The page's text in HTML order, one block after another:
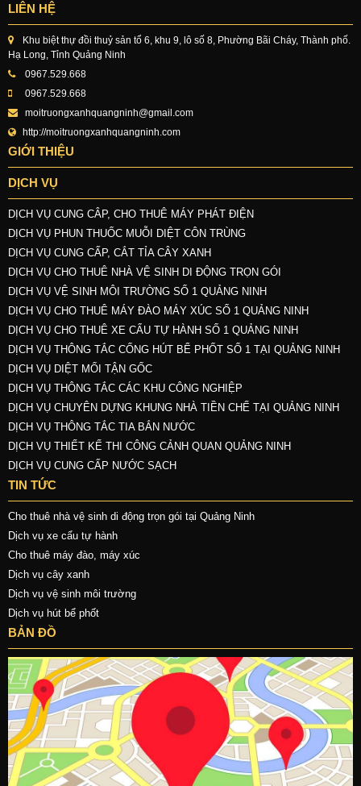
LIÊN HỆ
Khu biệt thự đồi thuỷ sản tổ 6, khu 9, lô số 8, Phường Bãi Cháy, Thành phố.
Hạ Long, Tỉnh Quảng Ninh
0967.529.668
0967.529.668
moitruongxanhquangninh@gmail.com
http://moitruongxanhquangninh.com
GIỚI THIỆU
DỊCH VỤ
DỊCH VỤ CUNG CÂP, CHO THUÊ MÁY PHÁT ĐIỆN
DỊCH VỤ PHUN THUỐC MUỖI DIỆT CÔN TRÙNG
DỊCH VỤ CUNG CẤP, CẮT TỈA CÂY XANH
DỊCH VỤ CHO THUÊ NHÀ VỆ SINH DI ĐỘNG TRỌN GÓI
DỊCH VỤ VỆ SINH MÔI TRƯỜNG SỐ 1 QUẢNG NINH
DỊCH VỤ CHO THUÊ MÁY ĐÀO MÁY XÚC SỐ 1 QUẢNG NINH
DỊCH VỤ CHO THUÊ XE CẨU TỰ HÀNH SỐ 1 QUẢNG NINH
DỊCH VỤ THÔNG TẮC CỐNG HÚT BỂ PHỐT SỐ 1 TẠI QUẢNG NINH
DỊCH VỤ DIỆT MỐI TẬN GỐC
DỊCH VỤ THÔNG TẮC CÁC KHU CÔNG NGHIỆP
DỊCH VỤ CHUYÊN DỰNG KHUNG NHÀ TIỀN CHẾ TẠI QUẢNG NINH
DỊCH VỤ THÔNG TẮC TIA BẮN NƯỚC
DỊCH VỤ THIẾT KẾ THI CÔNG CẢNH QUAN QUẢNG NINH
DỊCH VỤ CUNG CẤP NƯỚC SẠCH
TIN TỨC
Cho thuê nhà vệ sinh di động trọn gói tại Quảng Ninh
Dịch vụ xe cẩu tự hành
Cho thuê máy đào, máy xúc
Dịch vụ cây xanh
Dịch vụ vệ sinh môi trường
Dịch vụ hút bể phốt
BẢN ĐỒ